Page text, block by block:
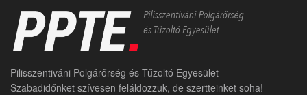
Pilisszentiváni Polgárőrség és Tűzoltó Egyesület
Szabadidőnket szívesen feláldozzuk, de szertteinket soha!